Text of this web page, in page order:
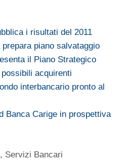
i risultati del 2011
piano salvataggio
il Piano Strategico
acquirenti
interbancario pronto al
Banca Carige in prospettiva
, Servizi Bancari